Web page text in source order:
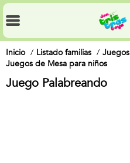
Inicio Listado familias Juegos
Juegos de Mesa para niños
Juego Palabreando